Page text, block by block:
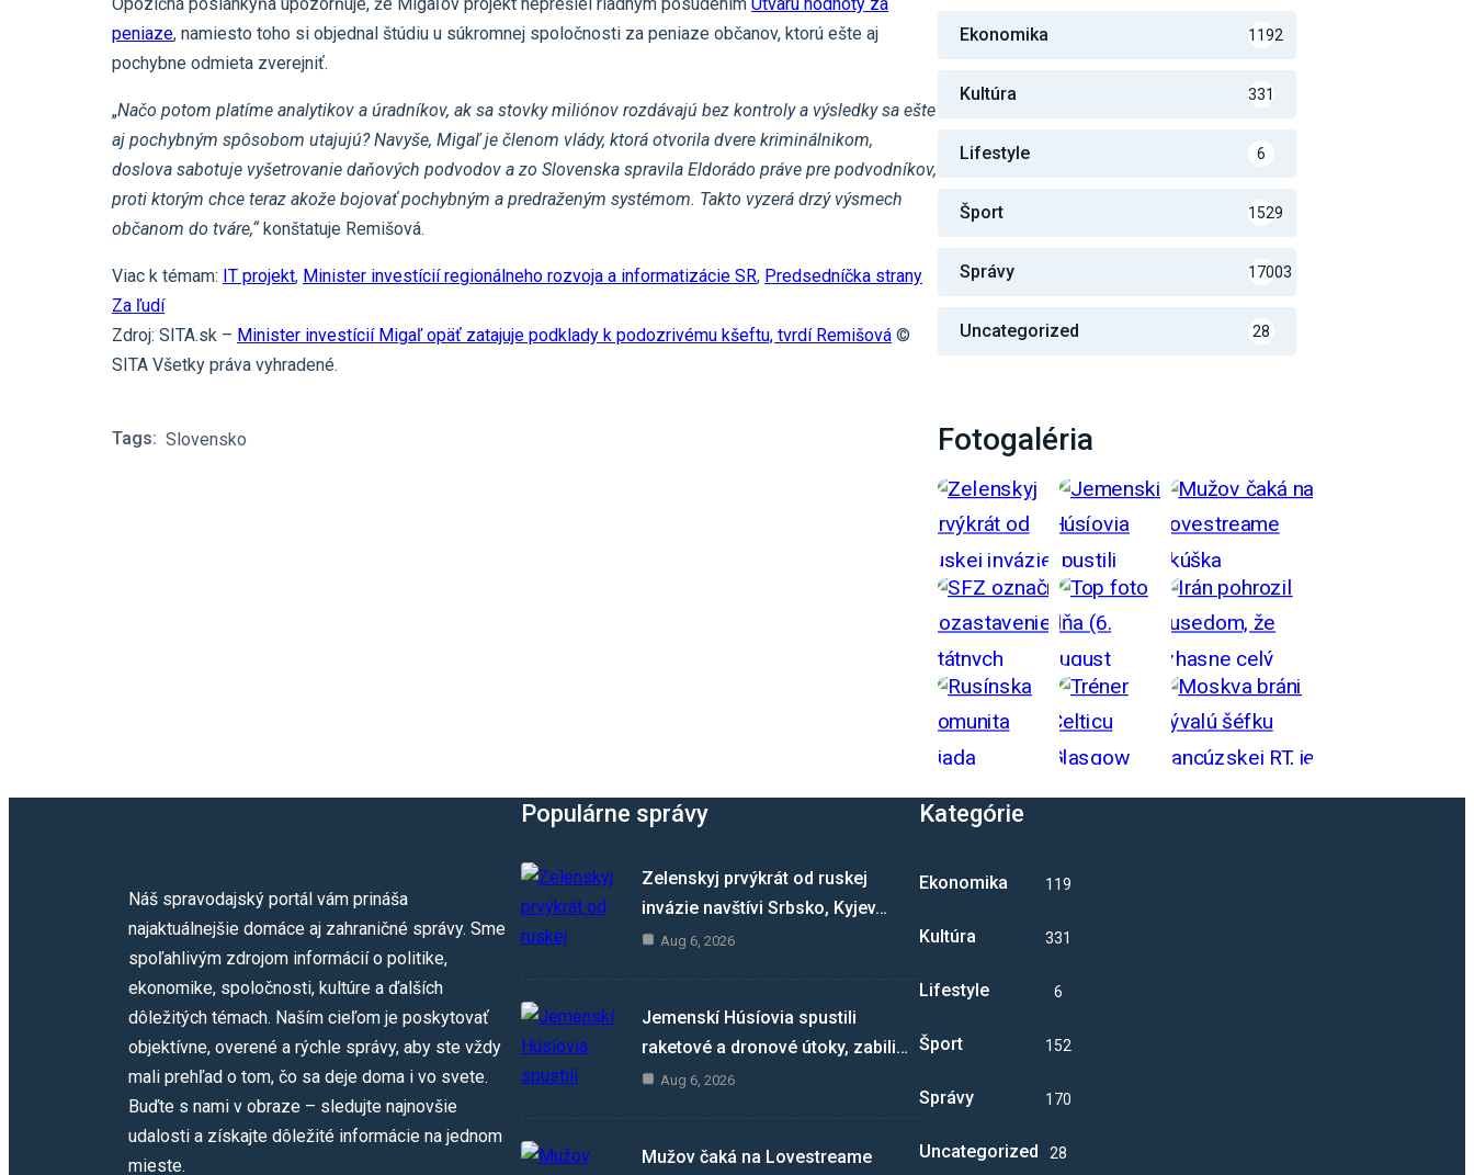
peniaze, namiesto toho si objednal štúdiu u súkromnej spoločnosti za peniaze občanov, ktorú ešte aj
pochybne odmieta zverejniť.
„Načo potom platíme analytikov a úradníkov, ak sa stovky miliónov rozdávajú bez kontroly a výsledky sa ešte
aj pochybným spôsobom utajujú? Navyše, Migaľ je členom vlády, ktorá otvorila dvere kriminálnikom,
doslova sabotuje vyšetrovanie daňových podvodov a zo Slovenska spravila Eldorádo práve pre podvodníkov,
proti ktorým chce teraz akože bojovať pochybným a predraženým systémom. Takto vyzerá drzý výsmech
občanom do tváre,“konštatuje Remišová.
Viac k témam: IT projekt, Minister investícií regionálneho rozvoja a informatizácie SR, Predsedníčka strany
Za ľudí
Zdroj: SITA.sk – Minister investícií Migaľ opäť zatajuje podklady k podozrivému kšeftu, tvrdí Remišová ©
SITA Všetky práva vyhradené.
Tags: Slovensko
Ekonomika 1192
Kultúra 331
Lifestyle 6
Šport 1529
Správy 17003
Uncategorized 28
Fotogaléria
Náš spravodajský portál vám prináša
najaktuálnejšie domáce aj zahraničné správy. Sme
spoľahlivým zdrojom informácií o politike,
ekonomike, spoločnosti, kultúre a ďalších
dôležitých témach. Naším cieľom je poskytovať
objektívne, overené a rýchle správy, aby ste vždy
mali prehľad o tom, čo sa deje doma i vo svete.
Buďte s nami v obraze – sledujte najnovšie
udalosti a získajte dôležité informácie na jednom
mieste.
Populárne správy
Zelenskyj prvýkrát od ruskej
invázie navštívi Srbsko, Kyjev…
Aug 6, 2026
Jemenskí Húsíovia spustili
raketové a dronové útoky, zabili…
Aug 6, 2026
Mužov čaká na Lovestreame
Kategórie
Ekonomika 1192
Kultúra 331
Lifestyle 6
Šport 1529
Správy 17003
Uncategorized 28